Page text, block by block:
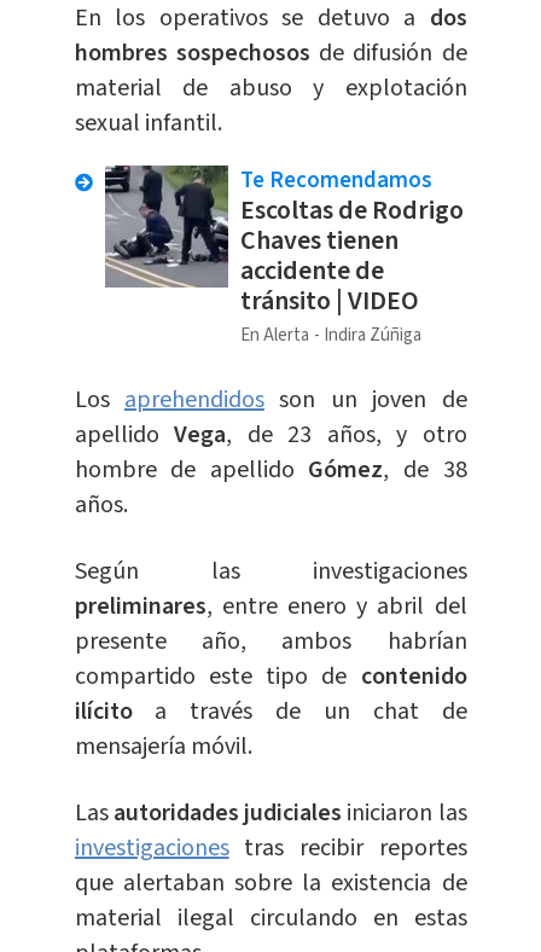
En los operativos se detuvo a dos
hombres sospechosos de difusión de
material de abuso y explotación
sexual infantil.
Te Recomendamos
Escoltas de Rodrigo
Chaves tienen
accidente de
tránsito | VIDEO
En Alerta Indira Zúñiga
Los aprehendidosson un joven de
apellido Vega, de 23 años, y otro
hombre de apellido Gómez, de 38
años.
Según las investigaciones
preliminares, entre enero y abril del
presente año, ambos habrían
compartido este tipo de contenido
ilícitoa través de un chat de
mensajería móvil.
Lasautoridades judiciales iniciaron las
investigacionestras recibir reportes
que alertaban sobre la existencia de
material ilegal circulando en estas